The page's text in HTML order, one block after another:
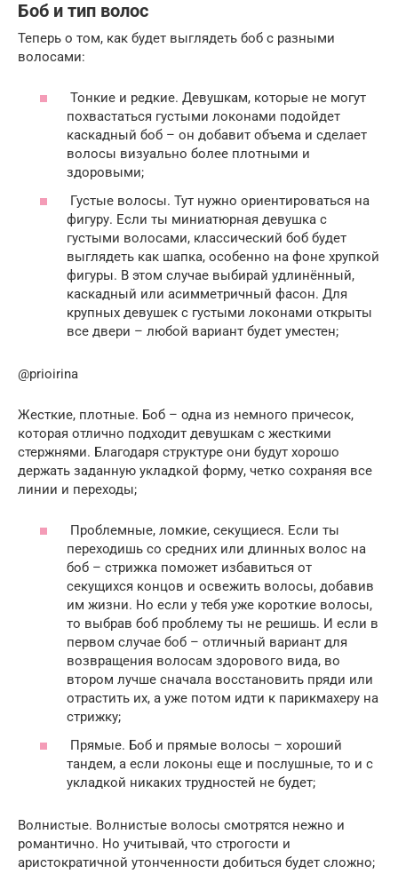
Боб и тип волос
Теперь о том, как будет выглядеть боб с разными
волосами:
Тонкие и редкие. Девушкам, которые не могут
похвастаться густыми локонами подойдет
каскадный боб – он добавит объема и сделает
волосы визуально более плотными и
здоровыми;
Густые волосы. Тут нужно ориентироваться на
фигуру. Если ты миниатюрная девушка с
густыми волосами, классический боб будет
выглядеть как шапка, особенно на фоне хрупкой
фигуры. В этом случае выбирай удлинённый,
каскадный или асимметричный фасон. Для
крупных девушек с густыми локонами открыты
все двери – любой вариант будет уместен;
@prioirina
Жесткие, плотные. Боб – одна из немного причесок,
которая отлично подходит девушкам с жесткими
стержнями. Благодаря структуре они будут хорошо
держать заданную укладкой форму, четко сохраняя все
линии и переходы;
Проблемные, ломкие, секущиеся. Если ты
переходишь со средних или длинных волос на
боб – стрижка поможет избавиться от
секущихся концов и освежить волосы, добавив
им жизни. Но если у тебя уже короткие волосы,
то выбрав боб проблему ты не решишь. И если в
первом случае боб – отличный вариант для
возвращения волосам здорового вида, во
втором лучше сначала восстановить пряди или
отрастить их, а уже потом идти к парикмахеру на
стрижку;
Прямые. Боб и прямые волосы – хороший
тандем, а если локоны еще и послушные, то и с
укладкой никаких трудностей не будет;
Волнистые. Волнистые волосы смотрятся нежно и
романтично. Но учитывай, что строгости и
аристократичной утонченности добиться будет сложно;